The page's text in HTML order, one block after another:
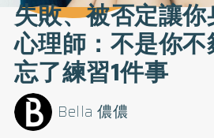
失敗、被否定讓
心理師：不是你
忘了練習1件事
Bella 儂儂